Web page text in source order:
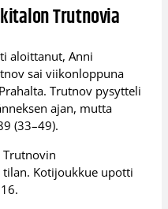
Trutnovia
aloittanut, Anni
sai viikonloppuna
Trutnov pysytteli
ajan, mutta
(33–49).
Trutnovin
Kotijoukkue upotti